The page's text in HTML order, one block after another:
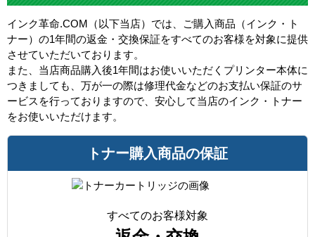
インク革命.COM（以下当店）では、ご購入商品（インク・ト
ナー）の1年間の返金・交換保証をすべてのお客様を対象に提供
させていただいております。
また、当店商品購入後1年間はお使いいただくプリンター本体に
つきましても、万が一の際は修理代金などのお支払い保証のサ
ービスを行っておりますので、安心して当店のインク・トナー
をお使いいただけます。
トナー購入商品の保証
すべてのお客様対象